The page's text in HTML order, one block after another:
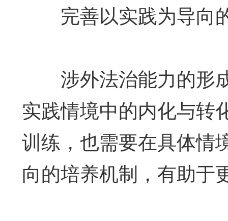
完善以实践为导向
涉外法治能力的形
实践情境中的内化与转
训练，也需要在具体情
向的培养机制，有助于